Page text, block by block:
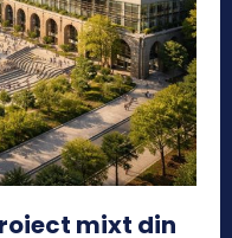
mixt din